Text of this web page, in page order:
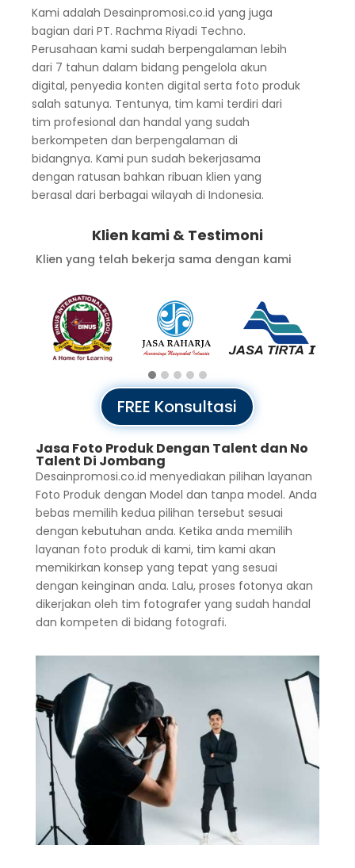
Kami adalah Desainpromosi.co.id yang juga
bagian dari PT. Rachma Riyadi Techno.
Perusahaan kami sudah berpengalaman lebih
dari 7 tahun dalam bidang pengelola akun
digital, penyedia konten digital serta foto produk
salah satunya. Tentunya, tim kami terdiri dari
tim profesional dan handal yang sudah
berkompeten dan berpengalaman di
bidangnya. Kami pun sudah bekerjasama
dengan ratusan bahkan ribuan klien yang
berasal dari berbagai wilayah di Indonesia.
Klien kami & Testimoni
Klien yang telah bekerja sama dengan kami
FREE Konsultasi
Jasa Foto Produk Dengan Talent dan No
Talent Di Jombang
Desainpromosi.co.id menyediakan pilihan layanan
Foto Produk dengan Model dan tanpa model. Anda
bebas memilih kedua pilihan tersebut sesuai
dengan kebutuhan anda. Ketika anda memilih
layanan foto produk di kami, tim kami akan
memikirkan konsep yang tepat yang sesuai
dengan keinginan anda. Lalu, proses fotonya akan
dikerjakan oleh tim fotografer yang sudah handal
dan kompeten di bidang fotografi.